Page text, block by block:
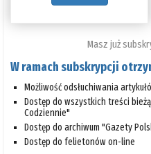
Masz już
W ramach subskrypcji
Możliwość odsłuchiwania
Dostęp do wszystkich treści
Codziennie"
Dostęp do archiwum "Gazety
Dostęp do felietonów on-line